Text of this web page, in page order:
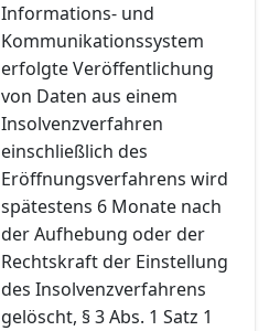
Informations- und
Kommunikationssystem
erfolgte Veröffentlichung
von Daten aus einem
Insolvenzverfahren
einschließlich des
Eröffnungsverfahrens wird
spätestens 6 Monate nach
der Aufhebung oder der
Rechtskraft der Einstellung
des Insolvenzverfahrens
gelöscht, § 3 Abs. 1 Satz 1